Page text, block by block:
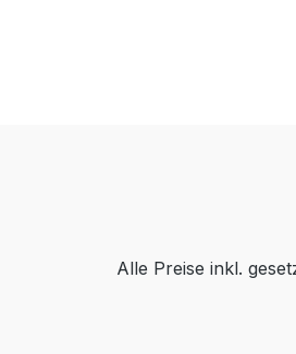
Alle Preise inkl.